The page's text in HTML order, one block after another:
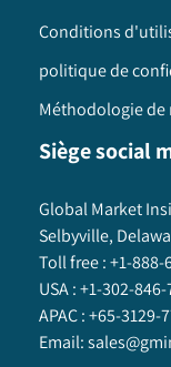
Conditions
politique de
Méthodologie de
Siège social
Global Market
Selbyville,
Toll free :+1-888-
USA :+1-302-
APAC :+65-3129-
Email: